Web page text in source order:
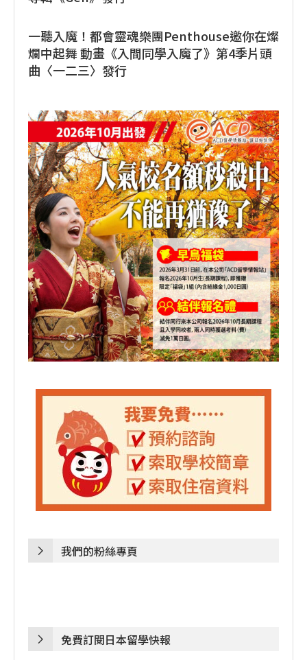
一聽入魔！都會靈魂樂團Penthouse邀你在燦
爛中起舞 動畫《入間同學入魔了》第4季片頭
曲〈一二三〉發行
我們的粉絲專頁
免費訂閱日本留學快報